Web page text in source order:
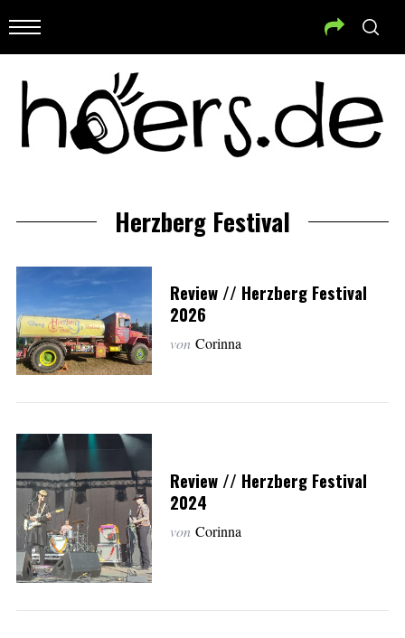
Herzberg Festival
Review // Herzberg Festival
2026
von Corinna
Review // Herzberg Festival
2024
von Corinna